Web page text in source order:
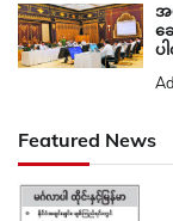
အ
ဆ
ပ
Featured News